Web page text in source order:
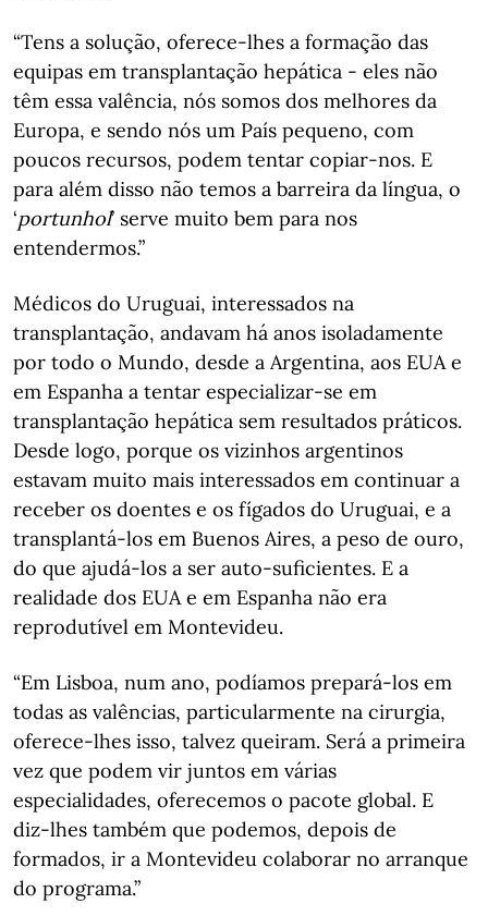
“Tens a solução, oferece-lhes a formação das
equipas em transplantação hepática - eles não
têm essa valência, nós somos dos melhores da
Europa, e sendo nós um País pequeno, com
poucos recursos, podem tentar copiar-nos. E
para além disso não temos a barreira da língua, o
‘portunhol’ serve muito bem para nos
entendermos.”
Médicos do Uruguai, interessados na
transplantação, andavam há anos isoladamente
por todo o Mundo, desde a Argentina, aos EUA e
em Espanha a tentar especializar-se em
transplantação hepática sem resultados práticos.
Desde logo, porque os vizinhos argentinos
estavam muito mais interessados em continuar a
receber os doentes e os fígados do Uruguai, e a
transplantá-los em Buenos Aires, a peso de ouro,
do que ajudá-los a ser auto-suficientes. E a
realidade dos EUA e em Espanha não era
reprodutível em Montevideu.
“Em Lisboa, num ano, podíamos prepará-los em
todas as valências, particularmente na cirurgia,
oferece-lhes isso, talvez queiram. Será a primeira
vez que podem vir juntos em várias
especialidades, oferecemos o pacote global. E
diz-lhes também que podemos, depois de
formados, ir a Montevideu colaborar no arranque
do programa.”